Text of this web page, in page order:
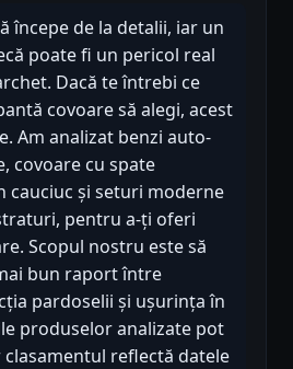
începe de la detalii, iar un
poate fi un pericol real
Dacă te întrebi ce
covoare să alegi, acest
Am analizat benzi auto-
covoare cu spate
cauciuc și seturi moderne
pentru a-ți oferi
Scopul nostru este să
bun raport între
pardoselii și ușurința în
produselor analizate pot
reflectă datele